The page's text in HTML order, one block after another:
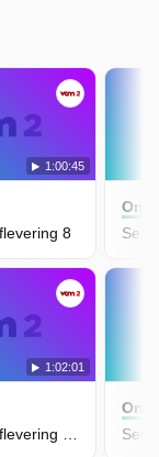
1:00:45
8
1:02:01